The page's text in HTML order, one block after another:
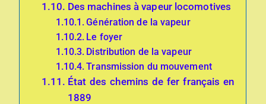
Des machines à vapeur locomotives
Génération de la vapeur
Le foyer
Distribution de la vapeur
Transmission du mouvement
État des chemins de fer français en
1889